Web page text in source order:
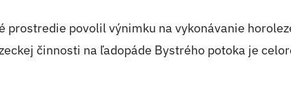
povolil výnimku na vykonávanie
činnosti na ľadopáde Bystrého potoka je